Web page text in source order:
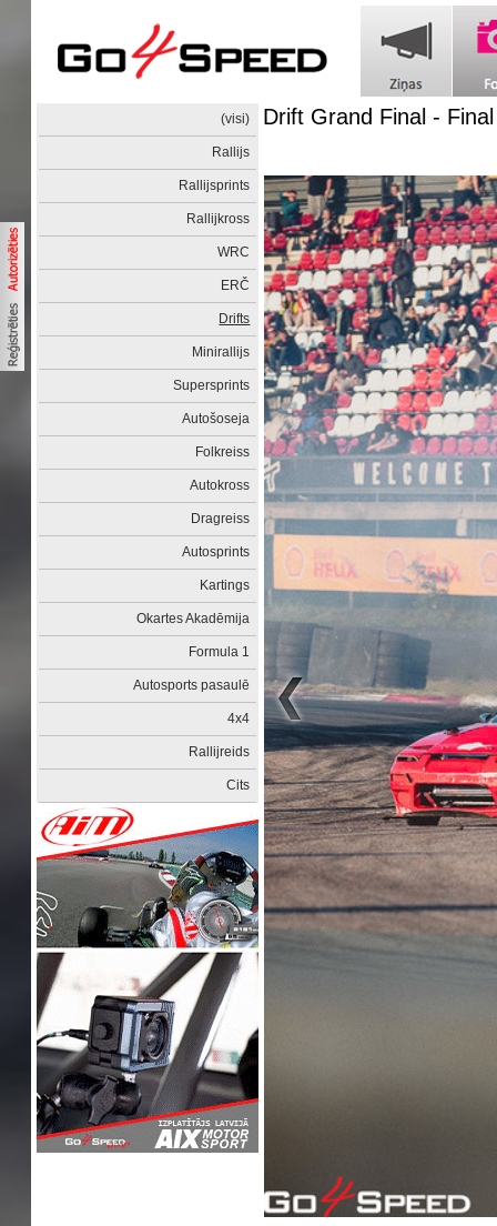
(visi)
Rallijs
Rallijsprints
Rallijkross
WRC
ERČ
Drifts
Minirallijs
Supersprints
Autošoseja
Folkreiss
Autokross
Dragreiss
Autosprints
Kartings
Okartes Akadēmija
Formula 1
Autosports pasaulē
4x4
Rallijreids
Cits
Drift Grand Final -